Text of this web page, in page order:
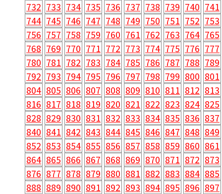
732 733 734 735 736 737 738 739 740 741
744 745 746 747 748 749 750 751 752 753
756 757 758 759 760 761 762 763 764 765
768 769 770 771 772 773 774 775 776 777
780 781 782 783 784 785 786 787 788 789
792 793 794 795 796 797 798 799 800 801
804 805 806 807 808 809 810 811 812 813
816 817 818 819 820 821 822 823 824 825
828 829 830 831 832 833 834 835 836 837
840 841 842 843 844 845 846 847 848 849
852 853 854 855 856 857 858 859 860 861
864 865 866 867 868 869 870 871 872 873
876 877 878 879 880 881 882 883 884 885
888 889 890 891 892 893 894 895 896 897